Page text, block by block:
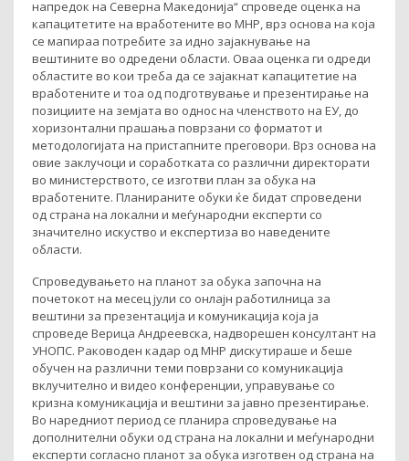
напредок на Северна Македонија“ спроведе оценка на
капацитетите на вработените во МНР, врз основа на која
се мапираа потребите за идно зајакнување на
вештините во одредени области. Оваа оценка ги одреди
областите во кои треба да се зајакнат капацитетие на
вработените и тоа од подготвување и презентирање на
позициите на земјата во однос на членството на ЕУ, до
хоризонтални прашања поврзани со форматот и
методологијата на пристапните преговори. Врз основа на
овие заклучоци и соработката со различни директорати
во министерството, се изготви план за обука на
вработените. Планираните обуки ќе бидат спроведени
од страна на локални и меѓународни експерти со
значително искуство и експертиза во наведените
области.
Спроведувањето на планот за обука започна на
почетокот на месец јули со онлајн работилница за
вештини за презентација и комуникација која ја
спроведе Верица Андреевска, надворешен консултант на
УНОПС. Раководен кадар од МНР дискутираше и беше
обучен на различни теми поврзани со комуникација
вклучително и видео конференции, управување со
кризна комуникација и вештини за јавно презентирање.
Во наредниот период се планира спроведување на
дополнителни обуки од страна на локални и меѓународни
експерти согласно планот за обука изготвен од страна на